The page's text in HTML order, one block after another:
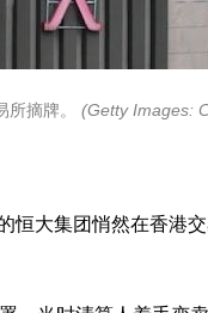
所摘牌。 (Getty Images:
恒大集团悄然在香港